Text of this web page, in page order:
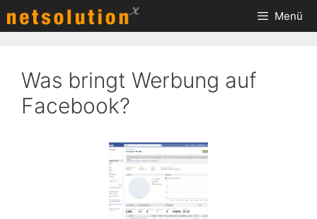
Inhalt
Menü
Was bringt Werbung auf
Facebook?